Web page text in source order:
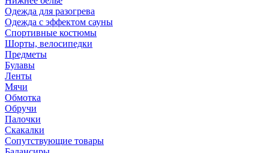
Одежда для разогрева
Одежда с эффектом сауны
Спортивные костюмы
Шорты, велосипедки
Предметы
Булавы
Ленты
Мячи
Обмотка
Обручи
Палочки
Скакалки
Сопутствующие товары